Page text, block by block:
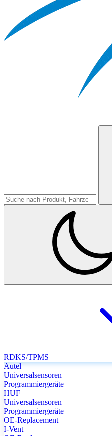
RDKS/TPMS
Autel
Universalsensoren
Programmiergeräte
HUF
Universalsensoren
Programmiergeräte
OE-Replacement
I-Vent